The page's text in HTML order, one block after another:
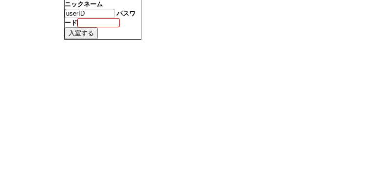
ニックネーム
パスワ
ード